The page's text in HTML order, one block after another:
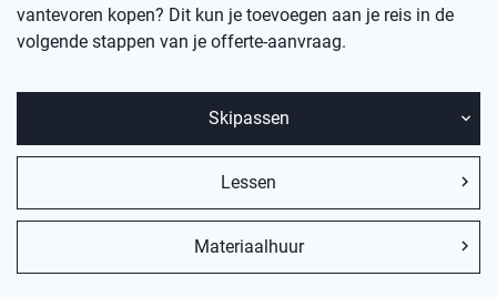
vantevoren kopen? Dit kun je toevoegen aan je reis in de
volgende stappen van je offerte-aanvraag.
Skipassen
Lessen
Materiaalhuur